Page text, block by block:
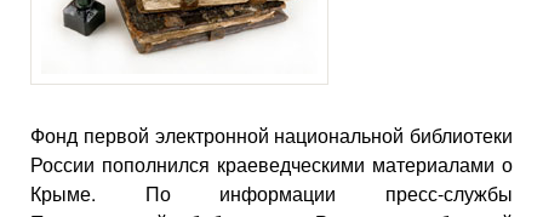
Фонд первой электронной национальной библиотеки
России пополнился краеведческими материалами о
Крыме. По информации пресс-службы